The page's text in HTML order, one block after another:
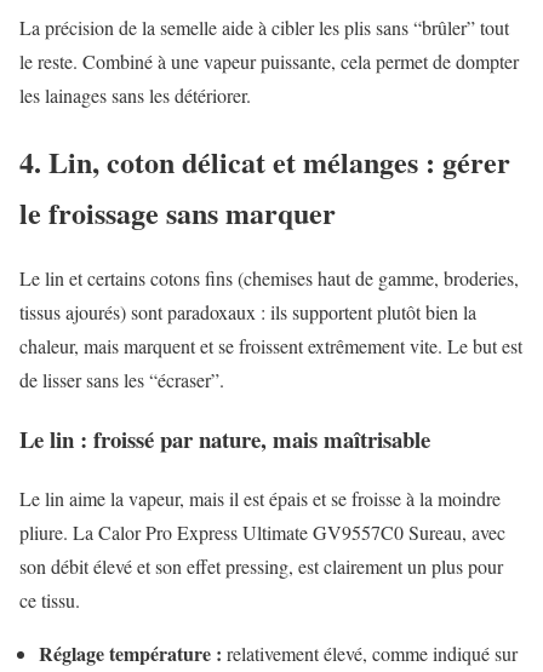
La précision de la semelle aide à cibler les plis sans “brûler” tout
le reste. Combiné à une vapeur puissante, cela permet de dompter
les lainages sans les détériorer.
4. Lin, coton délicat et mélanges : gérer
le froissage sans marquer
Le lin et certains cotons fins (chemises haut de gamme, broderies,
tissus ajourés) sont paradoxaux : ils supportent plutôt bien la
chaleur, mais marquent et se froissent extrêmement vite. Le but est
de lisser sans les “écraser”.
Le lin : froissé par nature, mais maîtrisable
Le lin aime la vapeur, mais il est épais et se froisse à la moindre
pliure. La Calor Pro Express Ultimate GV9557C0 Sureau, avec
son débit élevé et son effet pressing, est clairement un plus pour
ce tissu.
Réglage température : relativement élevé, comme indiqué sur